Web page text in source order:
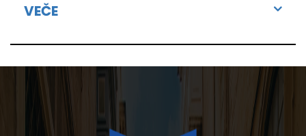
VEČE